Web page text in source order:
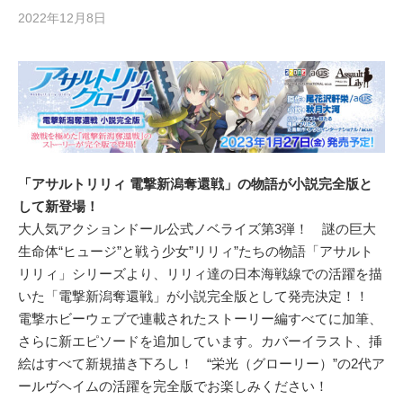
2022年12月8日
「アサルトリリィ 電撃新潟奪還戦」の物語が小説完全版と
して新登場！
大人気アクションドール公式ノベライズ第3弾！ 謎の巨大
生命体“ヒュージ”と戦う少女”リリィ”たちの物語「アサルト
リリィ」シリーズより、リリィ達の日本海戦線での活躍を描
いた「電撃新潟奪還戦」が小説完全版として発売決定！！
電撃ホビーウェブで連載されたストーリー編すべてに加筆、
さらに新エピソードを追加しています。カバーイラスト、挿
絵はすべて新規描き下ろし！ “栄光（グローリー）”の2代ア
ールヴヘイムの活躍を完全版でお楽しみください！